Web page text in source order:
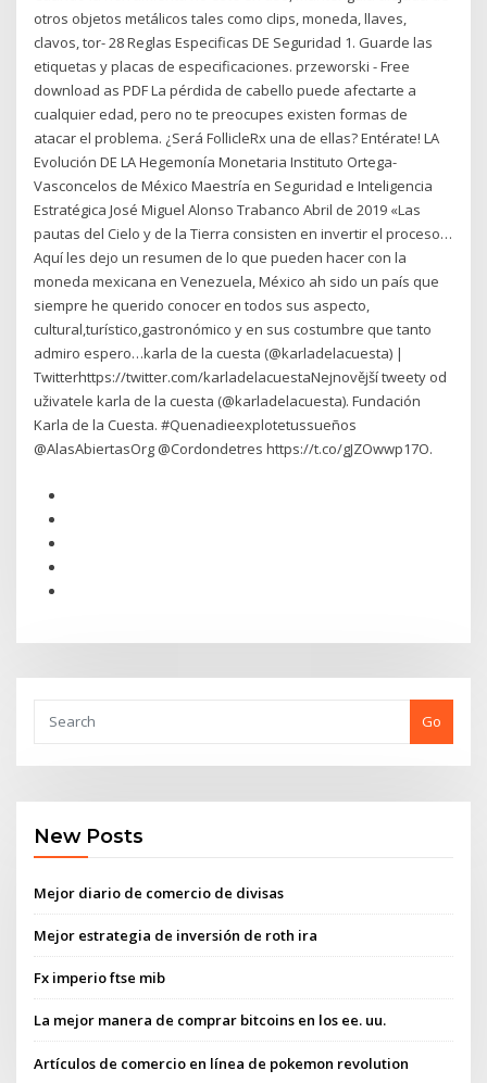
otros objetos metálicos tales como clips, moneda, llaves,
clavos, tor- 28 Reglas Especificas DE Seguridad 1. Guarde las
etiquetas y placas de especificaciones. przeworski - Free
download as PDF La pérdida de cabello puede afectarte a
cualquier edad, pero no te preocupes existen formas de
atacar el problema. ¿Será FollicleRx una de ellas? Entérate! LA
Evolución DE LA Hegemonía Monetaria Instituto Ortega-
Vasconcelos de México Maestría en Seguridad e Inteligencia
Estratégica José Miguel Alonso Trabanco Abril de 2019 «Las
pautas del Cielo y de la Tierra consisten en invertir el proceso…
Aquí les dejo un resumen de lo que pueden hacer con la
moneda mexicana en Venezuela, México ah sido un país que
siempre he querido conocer en todos sus aspecto,
cultural,turístico,gastronómico y en sus costumbre que tanto
admiro espero…karla de la cuesta (@karladelacuesta) |
Twitterhttps://twitter.com/karladelacuestaNejnovější tweety od
uživatele karla de la cuesta (@karladelacuesta). Fundación
Karla de la Cuesta. #Quenadieexplotetussueños
@AlasAbiertasOrg @Cordondetres https://t.co/gJZOwwp17O.
Go
New Posts
Mejor diario de comercio de divisas
Mejor estrategia de inversión de roth ira
Fx imperio ftse mib
La mejor manera de comprar bitcoins en los ee. uu.
Artículos de comercio en línea de pokemon revolution